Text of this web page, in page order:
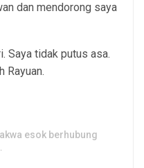
dan mendorong saya
Saya tidak putus asa.
Rayuan.
esok berhubung